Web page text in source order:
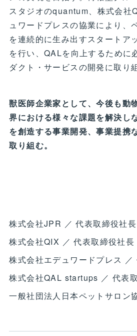
スタジオのquantum、株式会社
ュワードプレスの協業により、
を連続的に生み出すスタートア
を行い、QALを向上するために
ダクト・サービスの開発に取り組
獣医師企業家として、今後も動
界における様々な課題を解決し
を創造する事業開発、事業提携
取り組む。
株式会社JPR ／ 代表取締役社長
株式会社QIX ／ 代表取締役社長
株式会社エデュワードプレス ／
株式会社QAL startups ／ 代表
一般社団法人日本ペットサロン